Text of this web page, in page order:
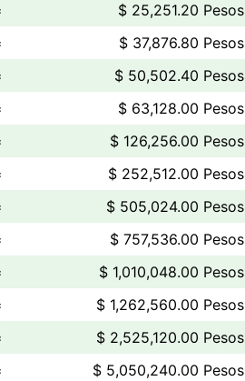
$ 25,251.20 Pesos
$ 37,876.80 Pesos
$ 50,502.40 Pesos
$ 63,128.00 Pesos
$ 126,256.00 Pesos
$ 252,512.00 Pesos
$ 505,024.00 Pesos
$ 757,536.00 Pesos
$ 1,010,048.00 Pesos
$ 1,262,560.00 Pesos
$ 2,525,120.00 Pesos
$ 5,050,240.00 Pesos